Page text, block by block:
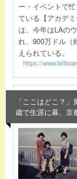
ー・イベントで
ている【アカデ
は、今年はLAの
れ、900万ドル（
えられている。
https://
「ここはどこ？
歳で生涯に幕、京